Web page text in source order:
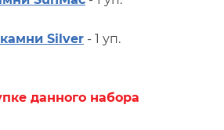
Silver - 1 уп.
данного набора